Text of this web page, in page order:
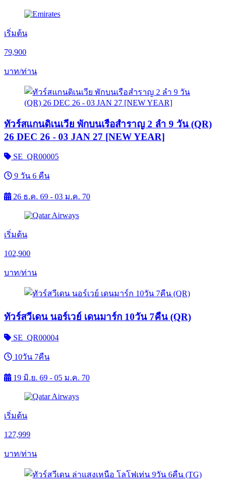
เริ่มต้น
79,900
บาท/ท่าน
ทัวร์สแกนดิเนเวีย พักบนเรือสำราญ 2 ลำ 9 วัน (QR)
26 DEC 26 - 03 JAN 27 [NEW YEAR]
SE_QR00005
9 วัน 6 คืน
26 ธ.ค. 69 - 03 ม.ค. 70
เริ่มต้น
102,900
บาท/ท่าน
ทัวร์สวีเดน นอร์เวย์ เดนมาร์ก 10วัน 7คืน (QR)
SE_QR00004
10วัน 7คืน
19 มิ.ย. 69 - 05 ม.ค. 70
เริ่มต้น
127,999
บาท/ท่าน